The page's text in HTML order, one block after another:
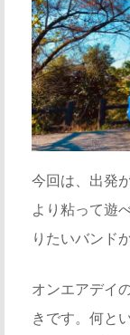
今回は、出発
より粘って遊
りたいバンド
オンエアデイ
きです。何と